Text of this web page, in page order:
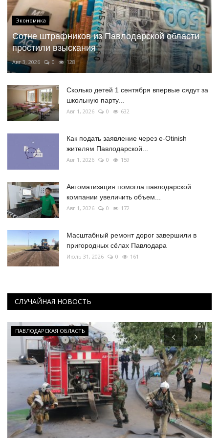
Экономика
Сотне штрафников из Павлодарской области
простили взыскания
Авг 3, 2026 0 128
Сколько детей 1 сентября впервые сядут за
школьную парту...
Авг 1, 2026 0 632
Как подать заявление через e-Otinish
жителям Павлодарской...
Авг 1, 2026 0 159
Автоматизация помогла павлодарской
компании увеличить объем...
Авг 1, 2026 0 172
Масштабный ремонт дорог завершили в
пригородных сёлах Павлодара
Июль 31, 2026 0 161
СЛУЧАЙНАЯ НОВОСТЬ
ПАВЛОДАРСКАЯ ОБЛАСТЬ